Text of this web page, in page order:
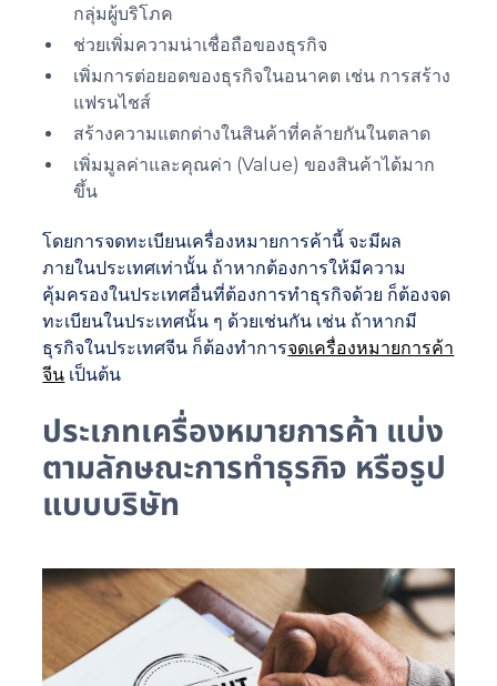
กลุ่มผู้บริโภค
ช่วยเพิ่มความน่าเชื่อถือของธุรกิจ
เพิ่มการต่อยอดของธุรกิจในอนาคต เช่น การสร้าง
แฟรนไชส์
สร้างความแตกต่างในสินค้าที่คล้ายกันในตลาด
เพิ่มมูลค่าและคุณค่า (Value) ของสินค้าได้มาก
ขึ้น
โดยการจดทะเบียนเครื่องหมายการค้านี้ จะมีผล
ภายในประเทศเท่านั้น ถ้าหากต้องการให้มีความ
คุ้มครองในประเทศอื่นที่ต้องการทำธุรกิจด้วย ก็ต้องจด
ทะเบียนในประเทศนั้น ๆ ด้วยเช่นกัน เช่น ถ้าหากมี
ธุรกิจในประเทศจีน ก็ต้องทำการจดเครื่องหมายการค้า
จีน เป็นต้น
ประเภทเครื่องหมายการค้า แบ่ง
ตามลักษณะการทำธุรกิจ หรือรูป
แบบบริษัท